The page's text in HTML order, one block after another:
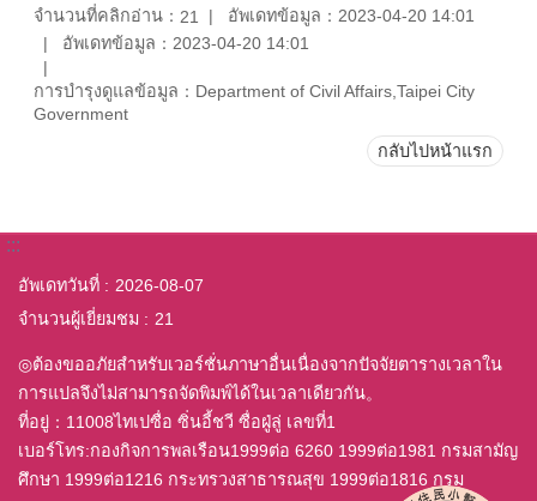
จำนวนที่คลิกอ่าน： 21
อัพเดทข้อมูล：2023-04-20 14:01
อัพเดทข้อมูล：2023-04-20 14:01
การบำรุงดูแลข้อมูล：Department of Civil Affairs,Taipei City
Government
กลับไปหน้าแรก
:::
อัพเดทวันที่
2026-08-07
จำนวนผู้เยี่ยมชม
21
◎ต้องขออภัยสำหรับเวอร์ชั่นภาษาอื่นเนื่องจากปัจจัยตารางเวลาใน
การแปลจึงไม่สามารถจัดพิมพ์ได้ในเวลาเดียวกัน。
ที่อยู่：11008ไทเปซื่อ ซิ่นอี้ชวี ซื่อฝู่ลู่ เลขที่1
เบอร์โทร:กองกิจการพลเรือน1999ต่อ 6260 1999ต่อ1981 กรมสามัญ
ศึกษา 1999ต่อ1216 กระทรวงสาธารณสุข 1999ต่อ1816 กรม